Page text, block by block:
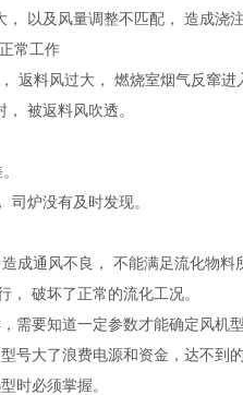
， 以及风量调整不匹配， 造成
常工作
返料风过大， 燃烧室烟气反窜
被返料风吹透。
司炉没有及时发现。
成通风不良， 不能满足流化物料
破坏了正常的流化工况。
需要知道一定参数才能确定风机
号大了浪费电源和资金，达不到
时必须掌握。